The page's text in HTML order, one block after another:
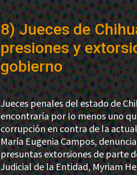
8) Jueces de
presiones y
gobierno
Jueces penales del estado de
encontraría por lo menos uno
corrupción en contra de la
María Eugenia Campos,
presuntas extorsiones de parte
Judicial de la Entidad, Myriam